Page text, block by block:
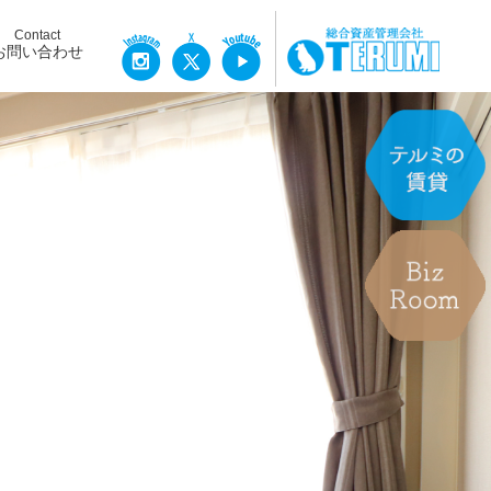
Contact
問い合わせ